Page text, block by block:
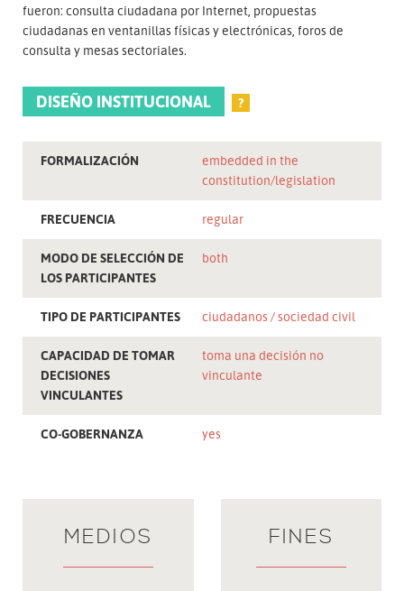
fueron: consulta ciudadana por Internet, propuestas
ciudadanas en ventanillas físicas y electrónicas, foros de
consulta y mesas sectoriales.
DISEÑO INSTITUCIONAL ?
FORMALIZACIÓN
embedded in the
constitution/legislation
FRECUENCIA regular
MODO DE SELECCIÓN DE
LOS PARTICIPANTES
both
TIPO DE PARTICIPANTES ciudadanos sociedad civil
CAPACIDAD DE TOMAR
DECISIONES
VINCULANTES
toma una decisión no
vinculante
CO-GOBERNANZA yes
MEDIOS FINES